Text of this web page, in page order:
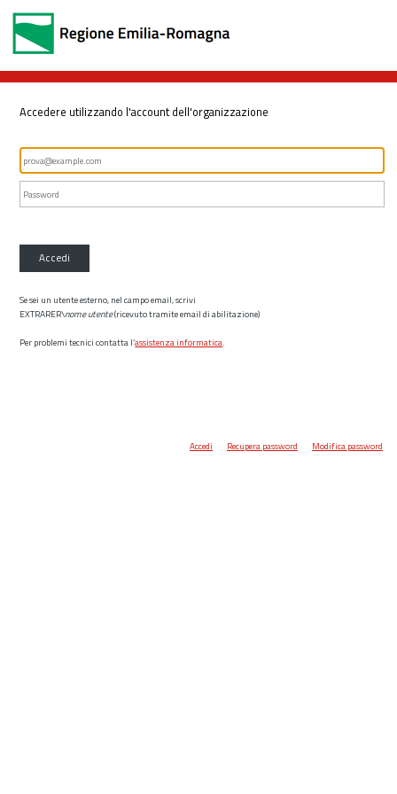
Accedere utilizzando l'account dell'organizzazione
Accedi
Se sei un utente esterno, nel campo email, scrivi
EXTRARER\nome utente(ricevuto tramite email di abilitazione)
Per problemi tecnici contatta l’assistenza informatica.
Accedi Recupera password Modifica password